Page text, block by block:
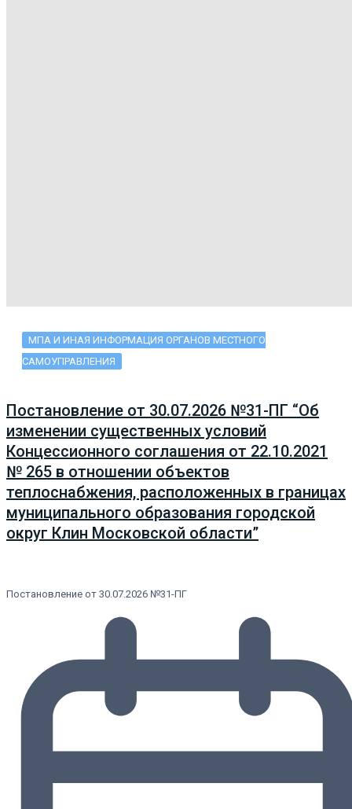
МПА И ИНАЯ ИНФОРМАЦИЯ ОРГАНОВ МЕСТНОГО
САМОУПРАВЛЕНИЯ
Постановление от 30.07.2026 №31-ПГ “Об
изменении существенных условий
Концессионного соглашения от 22.10.2021
№ 265 в отношении объектов
теплоснабжения, расположенных в границах
муниципального образования городской
округ Клин Московской области”
Постановление от 30.07.2026 №31-ПГ